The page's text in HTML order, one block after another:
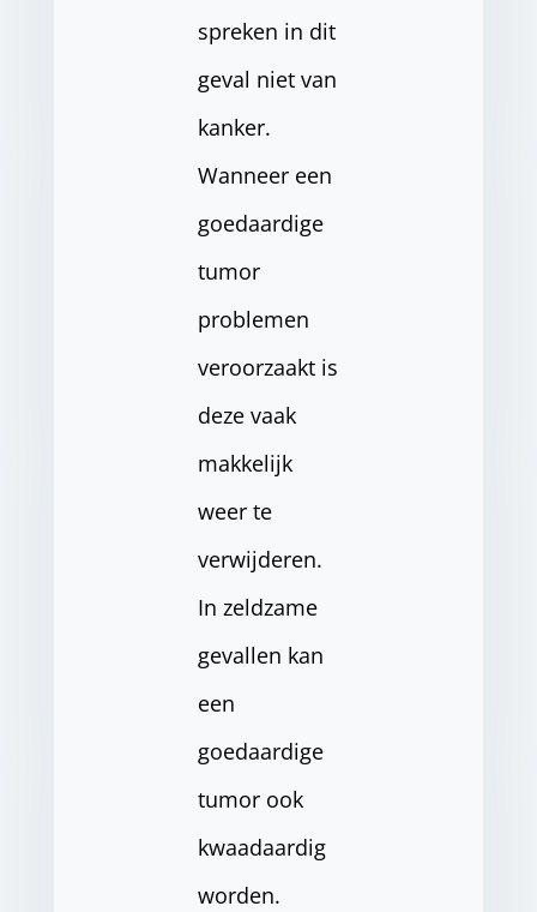
spreken in dit
geval niet van
kanker.
Wanneer een
goedaardige
tumor
problemen
veroorzaakt is
deze vaak
makkelijk
weer te
verwijderen.
In zeldzame
gevallen kan
een
goedaardige
tumor ook
kwaadaardig
worden.